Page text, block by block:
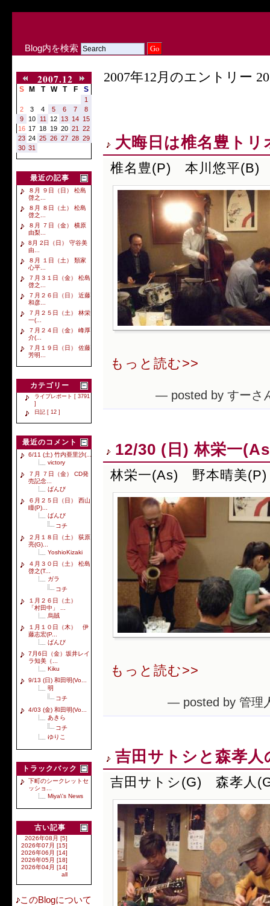
Blog内を検索
2007.12
S M T W T F S
1
2
3 4 5 6 7
8
9
10 11 12 13 14 15
16 17 18 19 20 21
22
23 24 25 26 27 28 29
30 31
最近の記事
８月 ９日（日） 松島
啓之...
８月 ８日（土） 松島
啓之...
８月 ７日（金） 横原
由梨...
8月 2日（日） 守谷美
由...
８月 １日（土） 類家
心平...
７月３１日（金） 松島
啓之...
７月２６日（日） 近藤
和彦...
７月２５日（土） 林栄
一(...
７月２４日（金） 峰厚
介(...
７月１９日（日） 佐藤
芳明...
カテゴリー
ライブレポート [ 3791
]
日記 [ 12 ]
最近のコメント
6/11 (土) 竹内亜里沙(...
victory
７月 ７日（金） CD発
売記念...
ばんび
６月２５日（日） 西山
瞳(P)...
ばんび
コチ
２月１８日（土） 荻原
亮(G)...
YoshioKizaki
４月３０日（土） 松島
啓之(T...
ガラ
コチ
１月２６日（土）
「村田中」 ...
烏賊
１月１０日（木） 伊
藤志宏(P...
ばんび
7月6日（金）坂井レイ
ラ知美（...
Kiku
9/13 (日) 和田明(Vo...
明
コチ
4/03 (金) 和田明(Vo...
あきら
コチ
ゆりこ
トラックバック
下町のシークレットセ
ッショ...
Miya\'s News
古い記事
2026年08月 [5]
2026年07月 [15]
2026年06月 [14]
2026年05月 [18]
2026年04月 [14]
all
このBlogについて
2007年12月のエントリー
大晦日は椎名豊トリ
椎名豊(P) 本川悠平(B)
もっと読む>>
— posted by すーさ
12/30 (日) 林栄一
林栄一(As) 野本晴美(P)
もっと読む>>
— posted by 管理
吉田サトシと森孝
吉田サトシ(G) 森孝人